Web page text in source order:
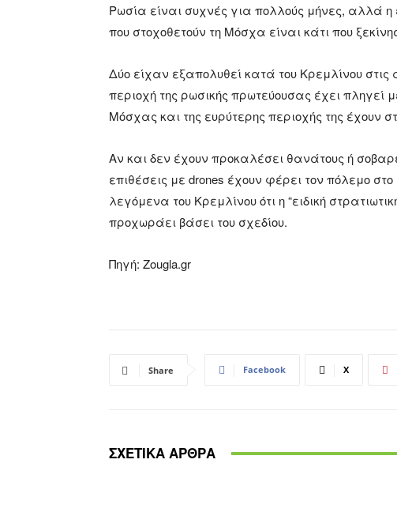
Ρωσία είναι συχνές για πολλούς μήνες,
που στοχοθετούν τη Μόσχα είναι κάτι που
Δύο είχαν εξαπολυθεί κατά του Κρεμλίνου στις
περιοχή της ρωσικής πρωτεύουσας έχει πληγεί
Μόσχας και της ευρύτερης περιοχής της έχουν
Αν και δεν έχουν προκαλέσει θανάτους ή
επιθέσεις με drones έχουν φέρει τον πόλεμο
λεγόμενα του Κρεμλίνου ότι η “ειδική
προχωράει βάσει του σχεδίου.
Πηγή: Zougla.gr
Share Facebook X
ΣΧΕΤΙΚΑ ΑΡΘΡΑ